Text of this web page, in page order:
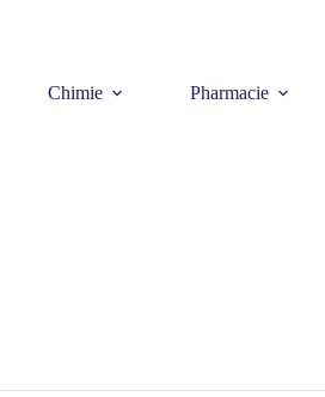
Chimie Pharmacie